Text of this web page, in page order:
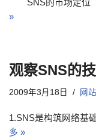
SNS的市场定位
»
观察SNS的
2009年3月18日 网
1.SNS是构筑网络基
多 »